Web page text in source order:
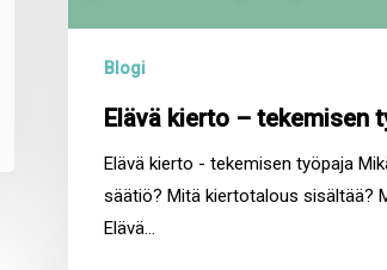
Blogi
Elävä kierto – tekemisen
Elävä kierto - tekemisen työpaja
säätiö? Mitä kiertotalous sisältää?
Elävä…